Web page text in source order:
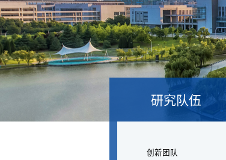
研究队伍
创新团队